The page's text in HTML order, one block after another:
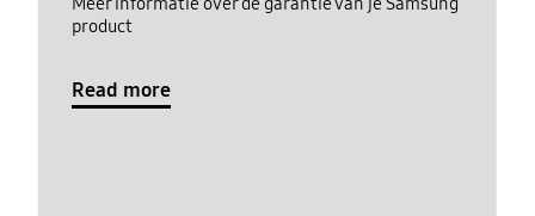
product
Read more